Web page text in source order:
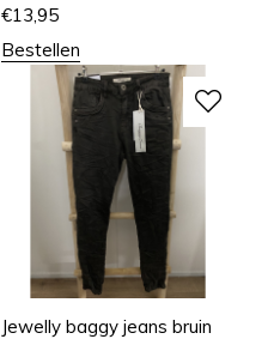
€13,95
Bestellen
Jewelly baggy jeans bruin